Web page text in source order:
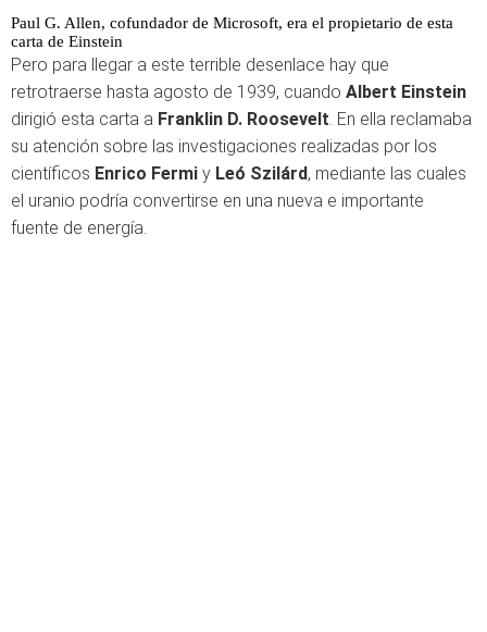
Paul G. Allen, cofundador de Microsoft, era el propietario de esta
carta de Einstein
Pero para llegar a este terrible desenlace hay que
retrotraerse hasta agosto de 1939, cuando Albert Einstein
dirigió esta carta a Franklin D. Roosevelt. En ella reclamaba
su atención sobre las investigaciones realizadas por los
científicos Enrico Fermi y Leó Szilárd, mediante las cuales
el uranio podría convertirse en una nueva e importante
fuente de energía.